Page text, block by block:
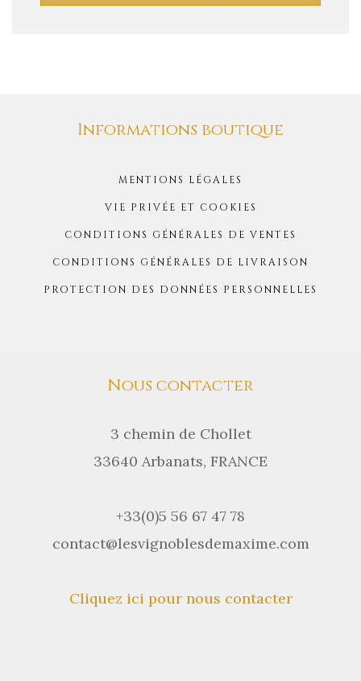
Informations boutique
MENTIONS LÉGALES
VIE PRIVÉE ET COOKIES
CONDITIONS GÉNÉRALES DE VENTES
CONDITIONS GÉNÉRALES DE LIVRAISON
PROTECTION DES DONNÉES PERSONNELLES
Nous contacter
3 chemin de Chollet
33640 Arbanats, FRANCE
+33(0)5 56 67 47 78
contact@lesvignoblesdemaxime.com
Cliquez ici pour nous contacter